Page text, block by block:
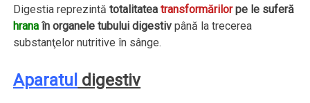
Digestia reprezintătotalitateatransformărilorpe le suferă
hrana în organele tubului digestiv până la trecerea
substanţelor nutritive în sânge.
Aparatul digestiv